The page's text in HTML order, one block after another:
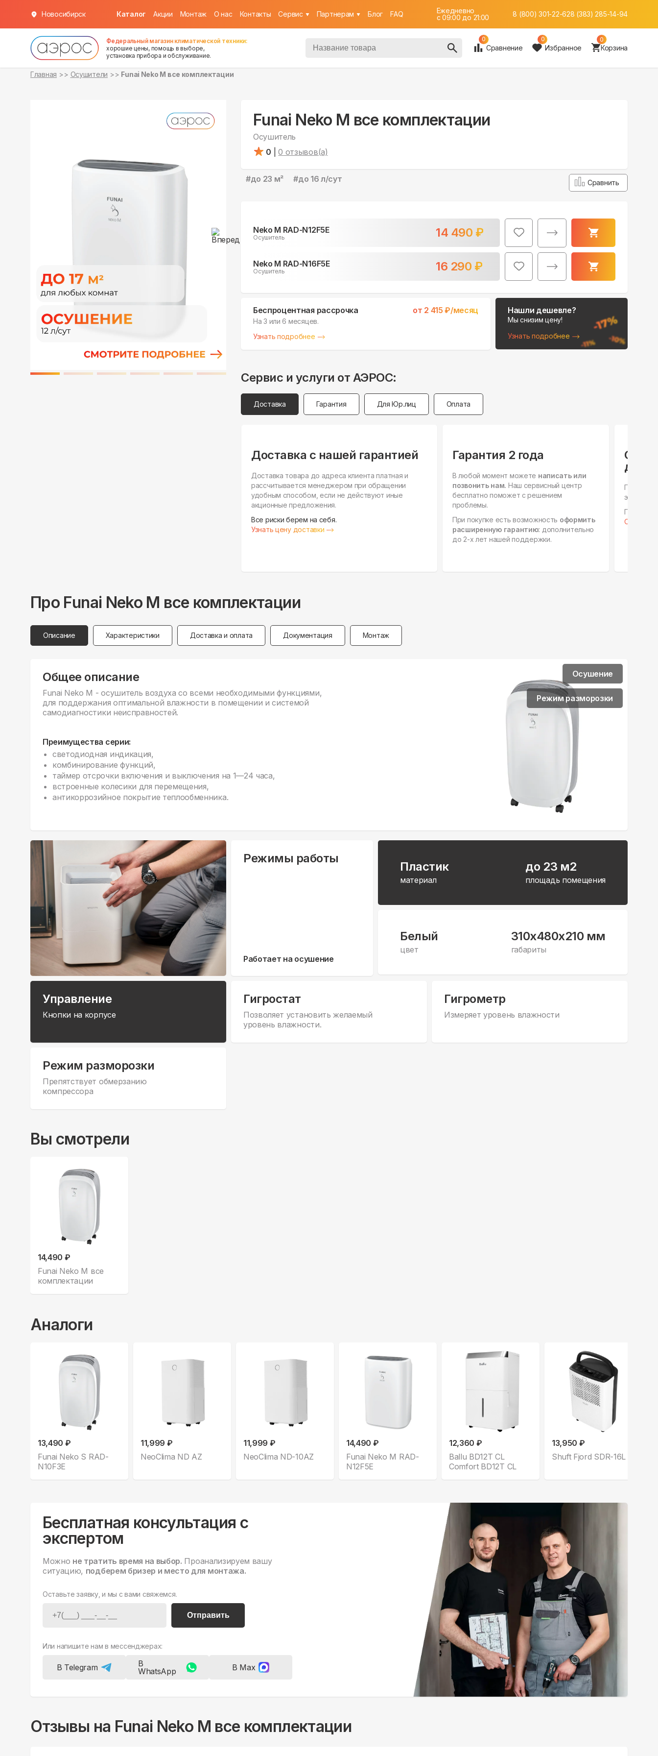
Новосибирск Каталог Акции Монтаж О нас Контакты Cервис Партнерам Блог FAQ
Ежедневно
c 09:00 до 21:00
8 (800) 301-22-628 (383) 285-14-94
Федеральный магазин климатической техники:
хорошие цены, помощь в выборе,
установка прибора и обслуживание.
0
Сравнение
0
Избранное
0
Корзина
Главная Осушители Funai Neko M все комплектации
Funai Neko M все комплектации
Осушитель
0
0 отзывов(а)
#до 23 м² #до 16 л/сут Сравнить
Neko M RAD-N12F5E
Осушитель 14 490 ₽
уточняйте
Neko M RAD-N16F5E
Осушитель 16 290 ₽
уточняйте
Беспроцентная рассрочка от 2 415 ₽/месяц
На 3 или 6 месяцев.
Узнать подробнее
Нашли дешевле?
Мы снизим цену!
Узнать подробнее
Сервис и услуги от АЭРОС:
Доставка Гарантия Для Юр.лиц Оплата
Доставка с нашей гарантией
Доставка товара до адреса клиента платная и
рассчитывается менеджером при обращении
удобным способом, если не действуют иные
акционные предложения.
Все риски берем на себя.
Узнать цену доставки
Гарантия 2 года
В любой момент можете написать или
позвонить нам. Наш сервисный центр
бесплатно поможет с решением
проблемы.
При покупке есть возможность оформить
расширенную гарантию: дополнительно
до 2-х лет нашей поддержки.
для
этапах,
Готовы к
Про Funai Neko M все комплектации
Описание Характеристики Доставка и оплата Документация Монтаж
Общее описание
Funai Neko M - осушитель воздуха со всеми необходимыми функциями,
для поддержания оптимальной влажности в помещении и системой
самодиагностики неисправностей.
Преимущества серии:
светодиодная индикация,
комбинирование функций,
таймер отсрочки включения и выключения на 1—24 часа,
встроенные колесики для перемещения,
антикоррозийное покрытие теплообменника.
Осушение
Режим разморозки
Режимы работы
Работает на осушение
Пластик
материал
до 23 м2
площадь помещения
Белый
цвет
310x480x210 мм
габариты
Управление
Кнопки на корпусе
Гигростат
Позволяет установить желаемый
уровень влажности.
Гигрометр
Измеряет уровень влажности
Режим разморозки
Препятствует обмерзанию
компрессора
Вы смотрели
14,490 ₽
Funai Neko M все
комплектации
Аналоги
13,490 ₽
Funai Neko S RAD-
N10F3E
11,999 ₽
NeoClima ND AZ
11,999 ₽
NeoClima ND-10AZ
14,490 ₽
Funai Neko M RAD-
N12F5E
12,360 ₽
Ballu BD12T CL
Comfort BD12T CL
13,950 ₽
Shuft Fjord SDR-16L
Бесплатная консультация с
экспертом
Можно не тратить время на выбор. Проанализируем вашу
ситуацию, подберем бризер и место для монтажа.
Оставьте заявку, и мы с вами свяжемся.
Отправить
Или напишите нам в мессенджерах:
В Telegram
В
WhatsApp
В Max
Отзывы на Funai Neko M все комплектации